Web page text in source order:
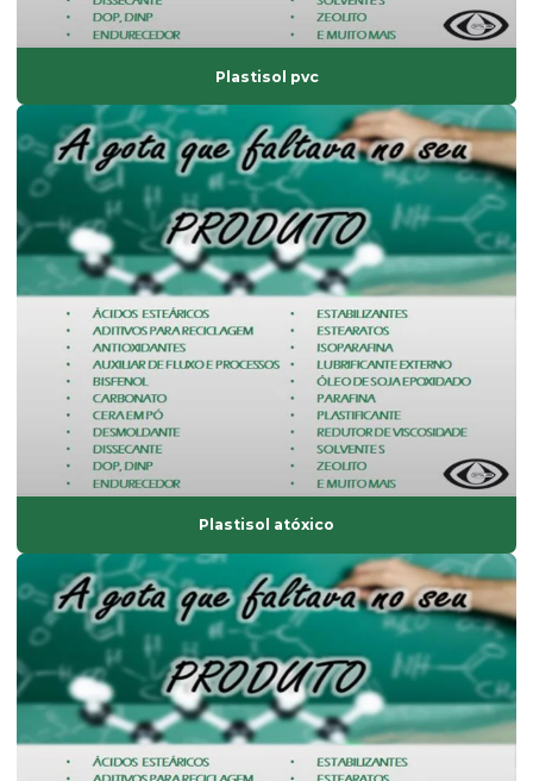
Estabilizante bário
Estabilizante líquido
Estabilizante sólido
Estabilizante térmico para pvc
Estearato de cálcio
Estearato de magnésio
Estearato de magnésio preço
Estearato de sódio
Estearato de zinco
Estearatos de alumínio
Estearina dupla pressão
Estearina tripla pressão
Fabricante de composto de pvc
Fabricante de solvente atóxico
Fornecedor de ácido esteárico
Fornecedor de antioxidantes líquidos
Plastisol pvc
Plastisol atóxico